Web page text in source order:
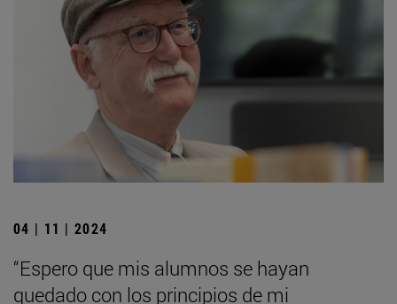
04 | 11 | 2024
“Espero que mis alumnos se hayan
quedado con los principios de mi